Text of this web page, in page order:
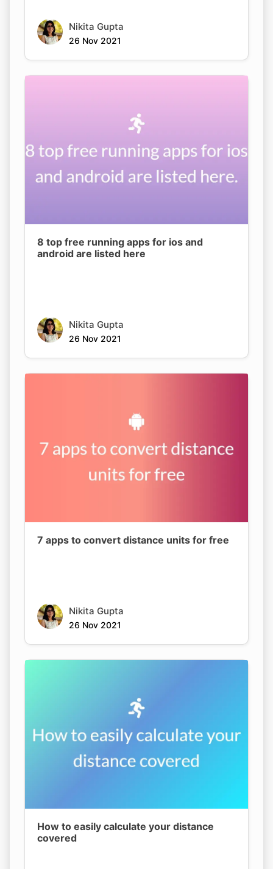
Copy Link
Nikita Gupta
26 Nov 2021
8 top free running apps for ios and
android are listed here
Nikita Gupta
26 Nov 2021
7 apps to convert distance units for free
Nikita Gupta
26 Nov 2021
How to easily calculate your distance
covered